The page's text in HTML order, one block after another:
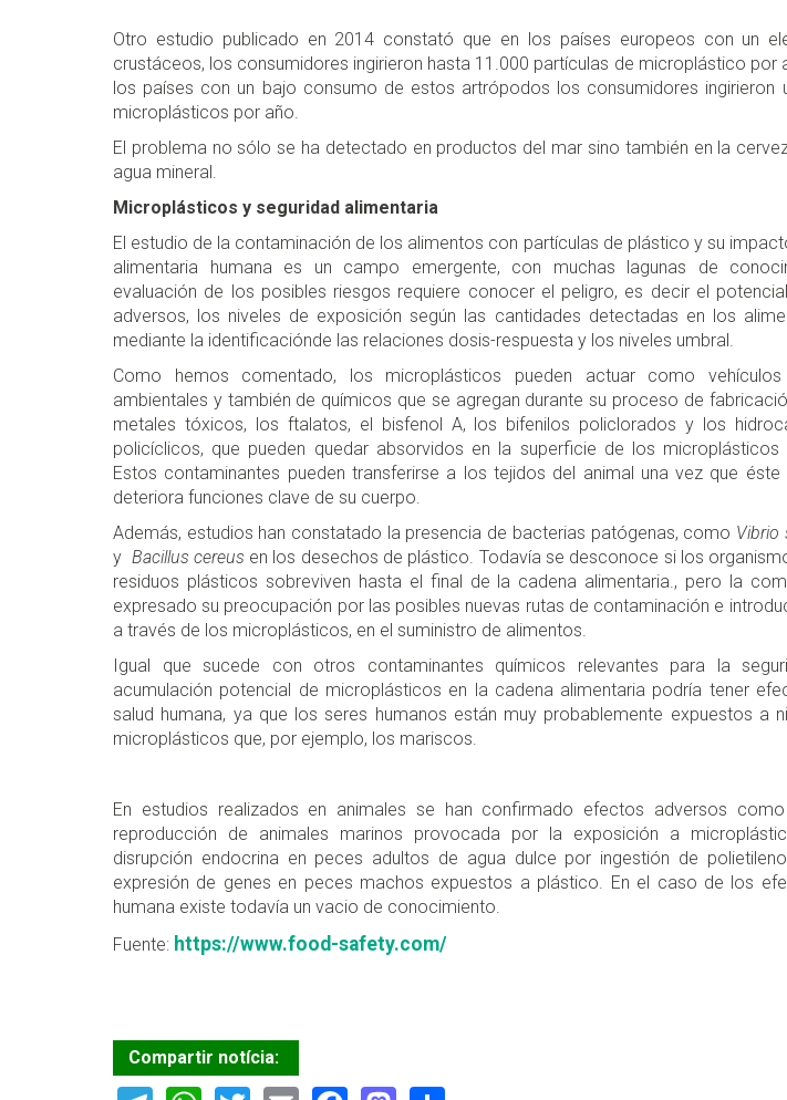
Otro estudio publicado en 2014 constató que en los países europeos con un
crustáceos, los consumidores ingirieron hasta 11.000 partículas de microplástico por
los países con un bajo consumo de estos artrópodos los consumidores ingirieron
microplásticos por año.
El problema no sólo se ha detectado en productos del mar sino también en la
agua mineral.
Microplásticos y seguridad alimentaria
El estudio de la contaminación de los alimentos con partículas de plástico y su
alimentaria humana es un campo emergente, con muchas lagunas de
evaluación de los posibles riesgos requiere conocer el peligro, es decir el
adversos, los niveles de exposición según las cantidades detectadas en los
mediante la identificaciónde las relaciones dosis-respuesta y los niveles umbral.
Como hemos comentado, los microplásticos pueden actuar como vehículos
ambientales y también de químicos que se agregan durante su proceso de
metales tóxicos, los ftalatos, el bisfenol A, los bifenilos policlorados y los
policíclicos, que pueden quedar absorvidos en la superficie de los
Estos contaminantes pueden transferirse a los tejidos del animal una vez que
deteriora funciones clave de su cuerpo.
Además, estudios han constatado la presencia de bacterias patógenas, como Vibrio
y Bacillus cereus en los desechos de plástico. Todavía se desconoce si los
residuos plásticos sobreviven hasta el final de la cadena alimentaria., pero la
expresado su preocupación por las posibles nuevas rutas de contaminación e
a través de los microplásticos, en el suministro de alimentos.
Igual que sucede con otros contaminantes químicos relevantes para la
acumulación potencial de microplásticos en la cadena alimentaria podría tener
salud humana, ya que los seres humanos están muy probablemente expuestos a
microplásticos que, por ejemplo, los mariscos.
En estudios realizados en animales se han confirmado efectos adversos
reproducción de animales marinos provocada por la exposición a
disrupción endocrina en peces adultos de agua dulce por ingestión de
expresión de genes en peces machos expuestos a plástico. En el caso de los
humana existe todavía un vacio de conocimiento.
Fuente: https://www.food-safety.com/
Compartir notícia: